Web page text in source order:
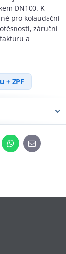
DN100. K
pro kolaudační
záruční
a
+ ZPF
WhatsApp
E-
mail